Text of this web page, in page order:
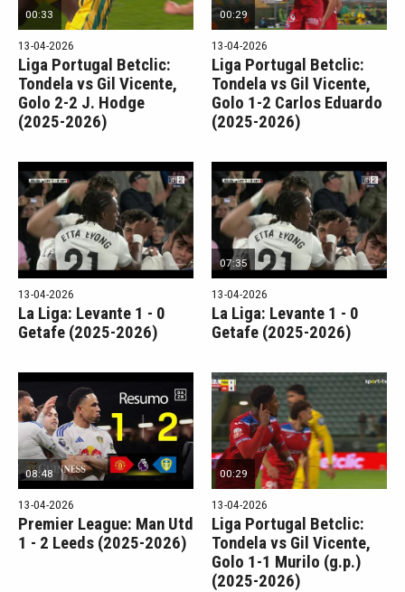
00:33
13-04-2026
Liga Portugal Betclic:
Tondela vs Gil Vicente,
Golo 2-2 J. Hodge
(2025-2026)
00:29
13-04-2026
Liga Portugal Betclic:
Tondela vs Gil Vicente,
Golo 1-2 Carlos Eduardo
(2025-2026)
13-04-2026
La Liga: Levante 1 - 0
Getafe (2025-2026)
07:35
13-04-2026
La Liga: Levante 1 - 0
Getafe (2025-2026)
08:48
13-04-2026
Premier League: Man Utd
1 - 2 Leeds (2025-2026)
00:29
13-04-2026
Liga Portugal Betclic:
Tondela vs Gil Vicente,
Golo 1-1 Murilo (g.p.)
(2025-2026)